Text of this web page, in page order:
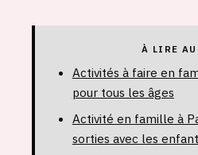
À LIRE
Activités à faire en
pour tous les âges
Activité en famille à
sorties avec les